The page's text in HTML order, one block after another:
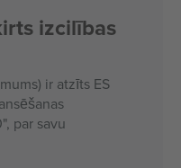
izcilības
ir atzīts ES
par savu